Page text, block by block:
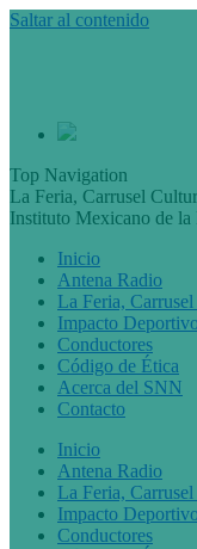
Saltar al contenido
Top Navigation
La Feria, Carrusel
Instituto Mexicano de la
Inicio
Antena Radio
La Feria,
Impacto Deportivo
Conductores
Código de Ética
Acerca del SNN
Contacto
Inicio
Antena Radio
La Feria,
Impacto Deportivo
Conductores